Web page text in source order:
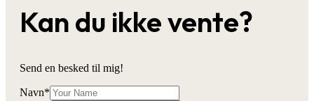
Kan du ikke vente?
Send en besked til mig!
Navn*